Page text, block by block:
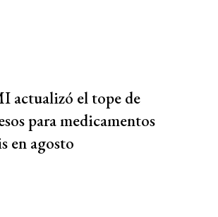
actualizó el tope de
para medicamentos
en agosto